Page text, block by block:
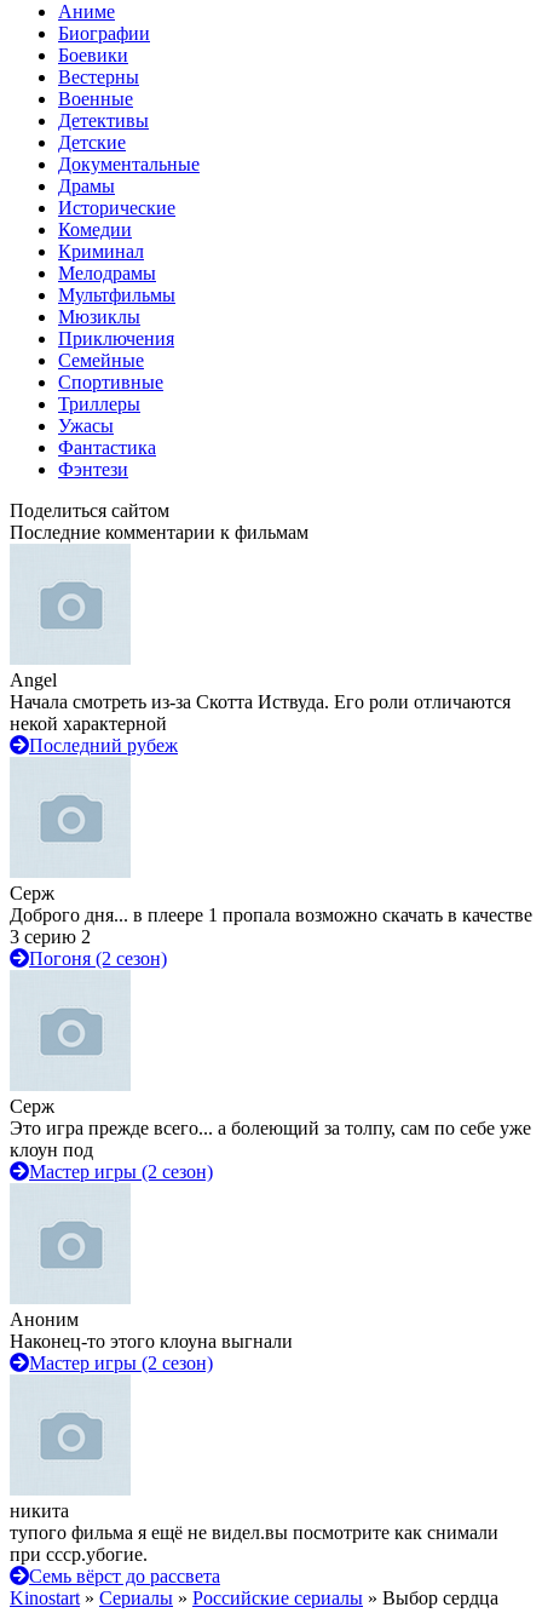
Аниме
Биографии
Боевики
Вестерны
Военные
Детективы
Детские
Документальные
Драмы
Исторические
Комедии
Криминал
Мелодрамы
Мультфильмы
Мюзиклы
Приключения
Семейные
Спортивные
Триллеры
Ужасы
Фантастика
Фэнтези
Поделиться сайтом
Последние комментарии к фильмам
Angel
Начала смотреть из-за Скотта Иствуда. Его роли отличаются
некой характерной
Последний рубеж
Серж
Доброго дня... в плеере 1 пропала возможно скачать в качестве
3 серию 2
Погоня (2 сезон)
Серж
Это игра прежде всего... а болеющий за толпу, сам по себе уже
клоун под
Мастер игры (2 сезон)
Аноним
Наконец-то этого клоуна выгнали
Мастер игры (2 сезон)
никита
тупого фильма я ещё не видел.вы посмотрите как снимали
при ссср.убогие.
Семь вёрст до рассвета
Kinostart » Сериалы » Российские сериалы » Выбор сердца